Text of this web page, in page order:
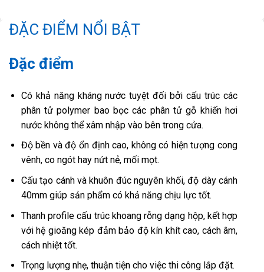
ĐẶC ĐIỂM NỔI BẬT
Đặc điểm
Có khả năng kháng nước tuyệt đối bởi cấu trúc các
phân tử polymer bao bọc các phân tử gỗ khiến hơi
nước không thể xâm nhập vào bên trong cửa.
Độ bền và độ ổn định cao, không có hiện tượng cong
vênh, co ngót hay nứt nẻ, mối mọt.
Cấu tạo cánh và khuôn đúc nguyên khối, độ dày cánh
40mm giúp sản phẩm có khả năng chịu lực tốt.
Thanh profile cấu trúc khoang rỗng dạng hộp, kết hợp
với hệ gioăng kép đảm bảo độ kín khít cao, cách âm,
cách nhiệt tốt.
Trọng lượng nhẹ, thuận tiện cho việc thi công lắp đặt.